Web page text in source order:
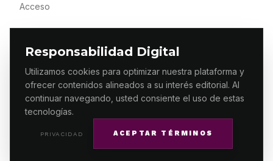
Responsabilidad Digital
Utilizamos cookies para optimizar nuestra plataforma y
ofrecer contenidos alineados a su interés editorial. Al
continuar navegando, usted consiente el uso de estas
tecnologías.
PRIVACIDAD ACEPTAR TÉRMINOS
Acceso
© 2026 ES PRIMERA MX. ALGUNOS DERECHOS
RESERVADOS / DESIGNMAKING.MX